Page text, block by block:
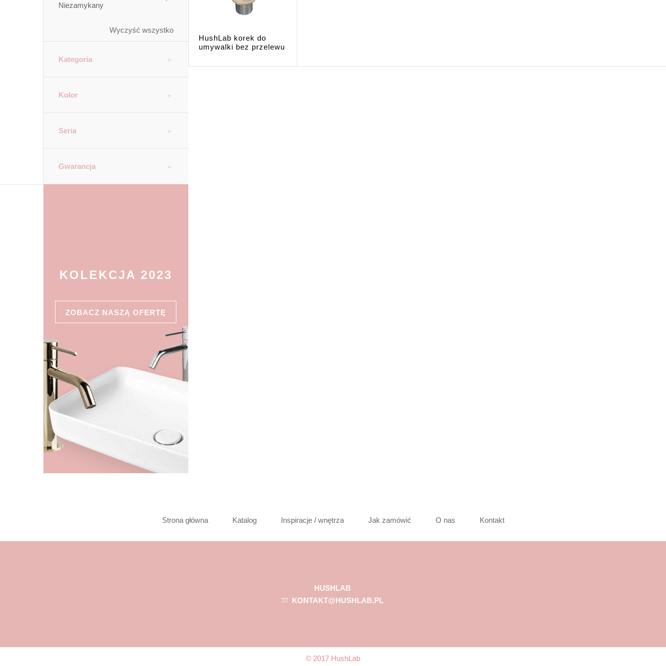
Niezamykany
Wyczyść wszystko
Kategoria
Kolor
Seria
Gwarancja
KOLEKCJA 2023
ZOBACZ NASZĄ OFERTĘ
HushLab korek do
umywalki bez przelewu
Strona główna Katalog Inspiracje / wnętrza Jak zamówić O nas Kontakt
HUSHLAB
KONTAKT@HUSHLAB.PL
© 2017 HushLab